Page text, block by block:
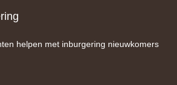
helpen met inburgering nieuwkomers